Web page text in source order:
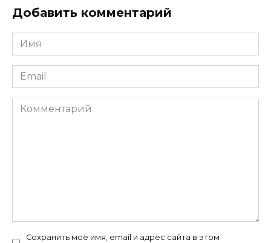
Добавить комментарий
Имя
*
Email
*
Комментарий
Сохранить моё имя, email и адрес сайта в этом